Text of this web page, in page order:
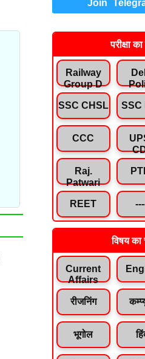
Join
परीक्षा
Railway
Group D
SSC CHSL SSC
CCC
Raj.
Patwari
REET
विषय
Current
Affairs
रीजनिंग
भूगोल